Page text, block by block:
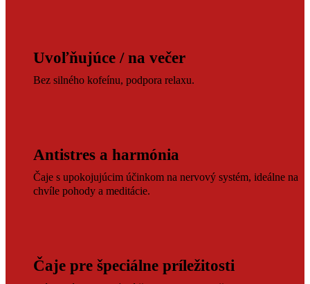
Uvoľňujúce / na večer
Bez silného kofeínu, podpora relaxu.
Antistres a harmónia
Čaje s upokojujúcim účinkom na nervový systém, ideálne na
chvíle pohody a meditácie.
Čaje pre špeciálne príležitosti